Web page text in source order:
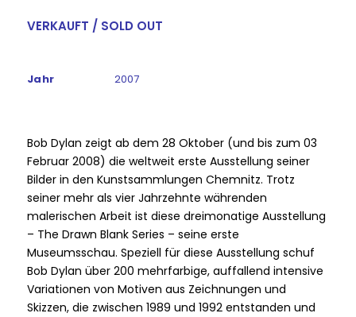
VERKAUFT / SOLD OUT
Jahr 2007
Bob Dylan zeigt ab dem 28 Oktober (und bis zum 03
Februar 2008) die weltweit erste Ausstellung seiner
Bilder in den Kunstsammlungen Chemnitz. Trotz
seiner mehr als vier Jahrzehnte währenden
malerischen Arbeit ist diese dreimonatige Ausstellung
– The Drawn Blank Series – seine erste
Museumsschau. Speziell für diese Ausstellung schuf
Bob Dylan über 200 mehrfarbige, auffallend intensive
Variationen von Motiven aus Zeichnungen und
Skizzen, die zwischen 1989 und 1992 entstanden und